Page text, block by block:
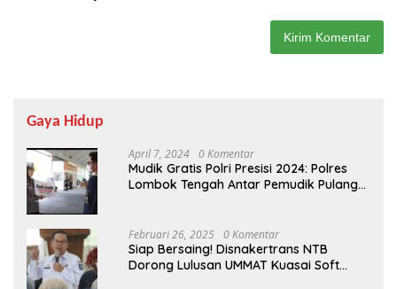
Gaya Hidup
April 7, 2024 0 Komentar
Mudik Gratis Polri Presisi 2024: Polres
Lombok Tengah Antar Pemudik Pulang
Februari 26, 2025 0 Komentar
Siap Bersaing! Disnakertrans NTB
Dorong Lulusan UMMAT Kuasai Soft